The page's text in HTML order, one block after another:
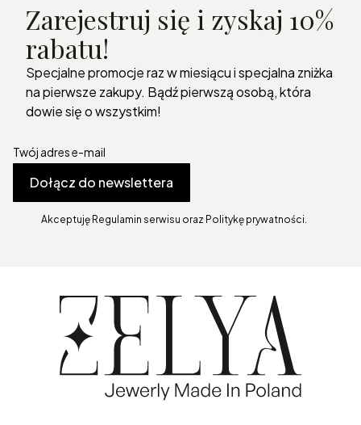
Zarejestruj się i zyskaj 10%
rabatu!
Specjalne promocje raz w miesiącu i specjalna zniżka
na pierwsze zakupy. Bądź pierwszą osobą, która
dowie się o wszystkim!
Twój adres e-mail
Dołącz do newslettera
Akceptuję Regulamin serwisu oraz Politykę prywatności.